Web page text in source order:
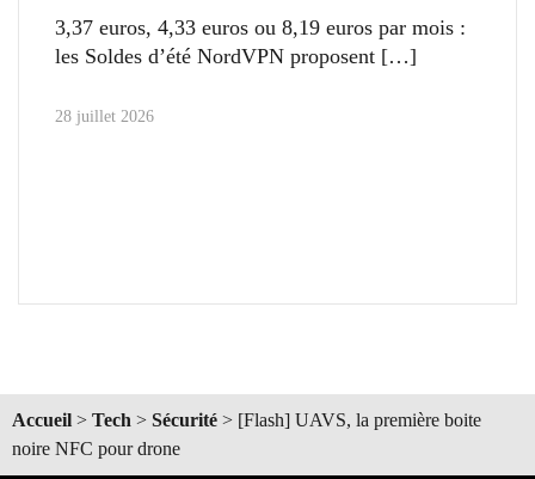
3,37 euros, 4,33 euros ou 8,19 euros par mois :
les Soldes d’été NordVPN proposent
28 juillet 2026
Accueil > Tech > Sécurité > [Flash] UAVS, la première boite
noire NFC pour drone